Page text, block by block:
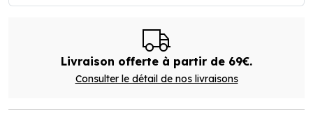
Livraison offerte à partir de 69€.
Consulter le détail de nos livraisons